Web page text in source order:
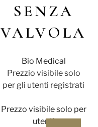
SENZA
VALVOLA
Bio Medical
Prezzio visibile solo
per gli utenti registrati
Prezzo visibile solo per
utenti